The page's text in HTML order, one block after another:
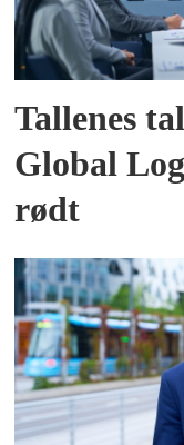
Tallenes
Global
rødt